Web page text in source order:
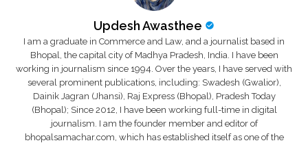
Updesh Awasthee
I am a graduate in Commerce and Law, and a journalist based in
Bhopal, the capital city of Madhya Pradesh, India. I have been
working in journalism since 1994. Over the years, I have served with
several prominent publications, including: Swadesh (Gwalior),
Dainik Jagran (Jhansi), Raj Express (Bhopal), Pradesh Today
(Bhopal); Since 2012, I have been working full-time in digital
journalism. I am the founder member and editor of
bhopalsamachar.com, which has established itself as one of the